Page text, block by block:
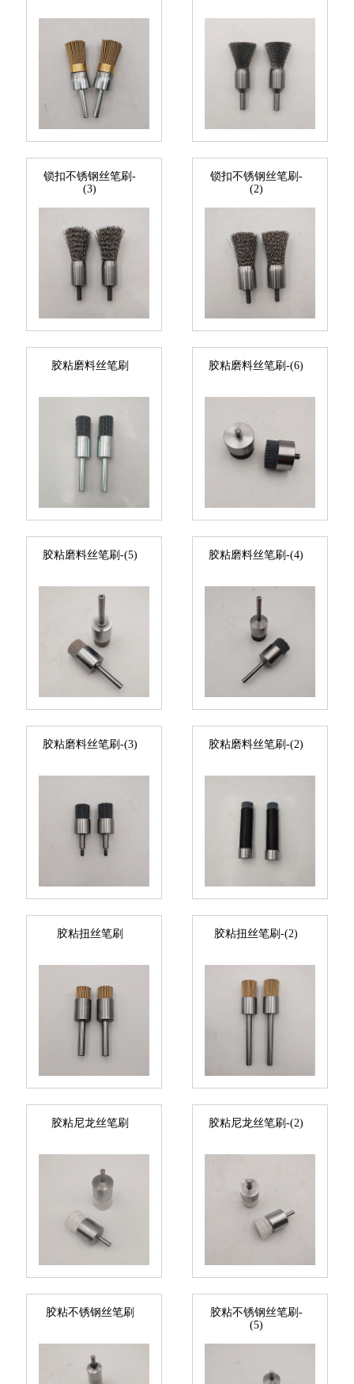
锁扣不锈钢丝笔刷-
(3)
锁扣不锈钢丝笔刷-
(2)
胶粘磨料丝笔刷 胶粘磨料丝笔刷-(6)
胶粘磨料丝笔刷-(5) 胶粘磨料丝笔刷-(4)
胶粘磨料丝笔刷-(3) 胶粘磨料丝笔刷-(2)
胶粘扭丝笔刷 胶粘扭丝笔刷-(2)
胶粘尼龙丝笔刷 胶粘尼龙丝笔刷-(2)
胶粘不锈钢丝笔刷
胶粘不锈钢丝笔刷-
(5)